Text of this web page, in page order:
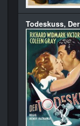
Todeskuss, Der